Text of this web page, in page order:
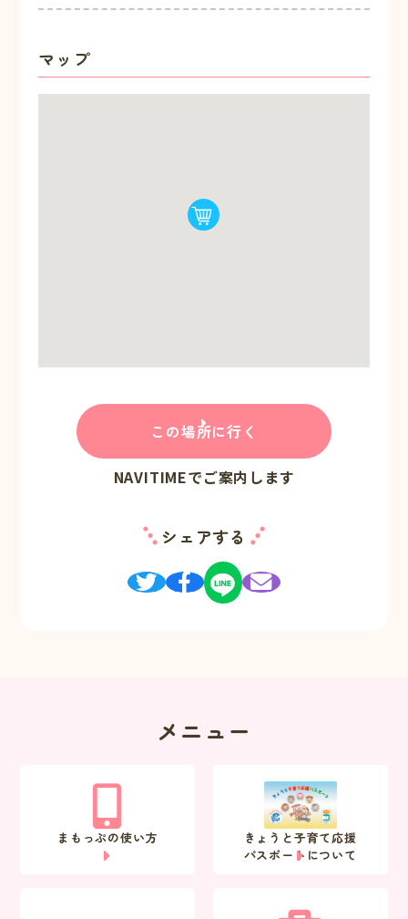
マップ
この場所に行く
NAVITIMEでご案内します
シェアする
メニュー
まもっぷの使い方
きょうと子育て応援
パスポートについて